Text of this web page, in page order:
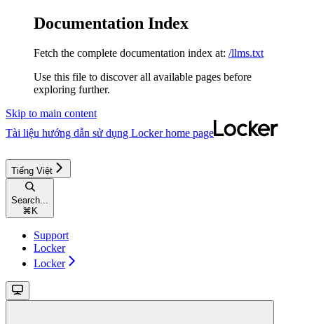
Documentation Index
Fetch the complete documentation index at: /llms.txt
Use this file to discover all available pages before
exploring further.
Skip to main content
Tài liệu hướng dẫn sử dụng Lockerhome page
Tiếng Việt
Search...
⌘ K
Support
Locker
Locker